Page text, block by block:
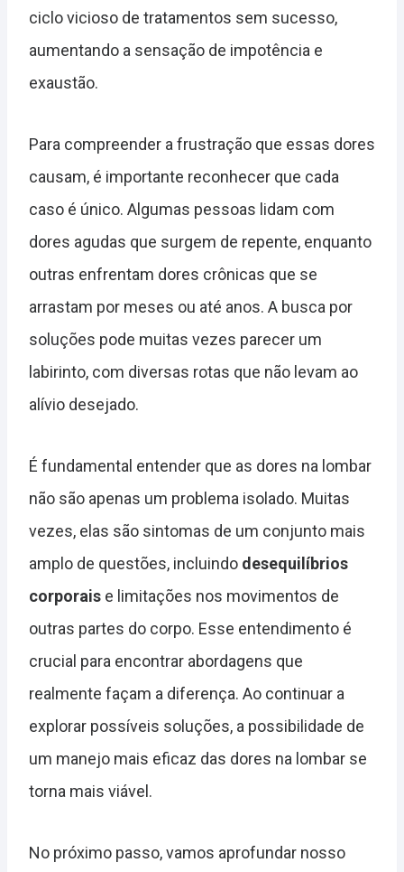
ciclo vicioso de tratamentos sem sucesso,
aumentando a sensação de impotência e
exaustão.
Para compreender a frustração que essas dores
causam, é importante reconhecer que cada
caso é único. Algumas pessoas lidam com
dores agudas que surgem de repente, enquanto
outras enfrentam dores crônicas que se
arrastam por meses ou até anos. A busca por
soluções pode muitas vezes parecer um
labirinto, com diversas rotas que não levam ao
alívio desejado.
É fundamental entender que as dores na lombar
não são apenas um problema isolado. Muitas
vezes, elas são sintomas de um conjunto mais
amplo de questões, incluindo desequilíbrios
corporais e limitações nos movimentos de
outras partes do corpo. Esse entendimento é
crucial para encontrar abordagens que
realmente façam a diferença. Ao continuar a
explorar possíveis soluções, a possibilidade de
um manejo mais eficaz das dores na lombar se
torna mais viável.
No próximo passo, vamos aprofundar nosso